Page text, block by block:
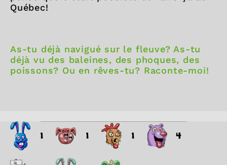
Québec!
As-tu déjà navigué sur le fleuve? As-tu
déjà vu des baleines, des phoques, des
poissons? Ou en rêves-tu? Raconte-moi!
1 1 1 4